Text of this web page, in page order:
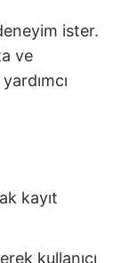
ister.
ve
kayıt
kullanıcı